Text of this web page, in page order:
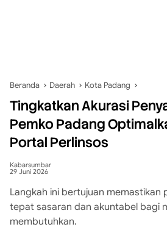
Beranda Daerah Kota Padang
Tingkatkan Akurasi
Pemko Padang
Portal Perlinsos
Kabarsumbar
29 Juni 2026
Langkah ini bertujuan memastikan
tepat sasaran dan akuntabel bagi
membutuhkan.